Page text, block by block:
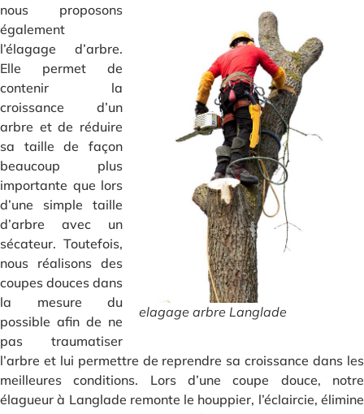
elagage arbre Langlade
nous proposons
également
l’élagage d’arbre.
Elle permet de
contenir la
croissance d’un
arbre et de réduire
sa taille de façon
beaucoup plus
importante que lors
d’une simple taille
d’arbre avec un
sécateur. Toutefois,
nous réalisons des
coupes douces dans
la mesure du
possible afin de ne
pas traumatiser
l’arbre et lui permettre de reprendre sa croissance dans les
meilleures conditions. Lors d’une coupe douce, notre
élagueur à Langlade remonte le houppier, l’éclaircie, élimine